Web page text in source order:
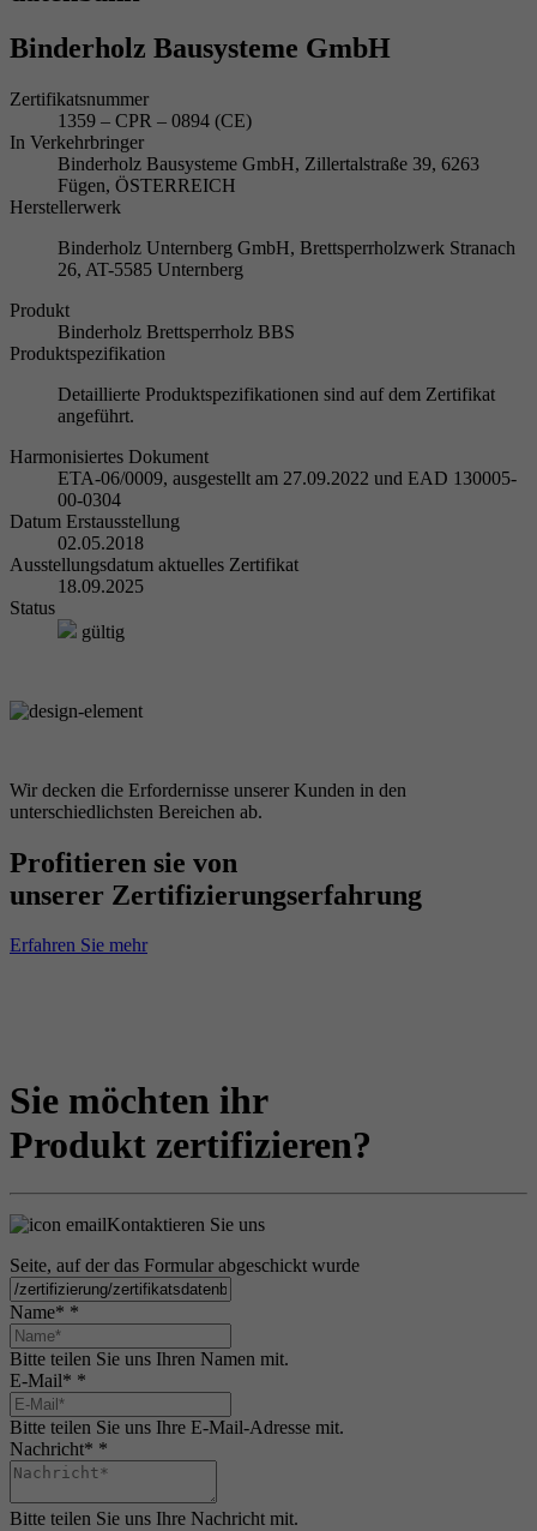
Binderholz Bausysteme GmbH
Zertifikatsnummer
1359 – CPR – 0894 (CE)
In Verkehrbringer
Binderholz Bausysteme GmbH, Zillertalstraße 39, 6263
Fügen, ÖSTERREICH
Herstellerwerk
Binderholz Unternberg GmbH, Brettsperrholzwerk Stranach
26, AT-5585 Unternberg
Produkt
Binderholz Brettsperrholz BBS
Produktspezifikation
Detaillierte Produktspezifikationen sind auf dem Zertifikat
angeführt.
Harmonisiertes Dokument
ETA-06/0009, ausgestellt am 27.09.2022 und EAD 130005-
00-0304
Datum Erstausstellung
02.05.2018
Ausstellungsdatum aktuelles Zertifikat
18.09.2025
Status
gültig
Wir decken die Erfordernisse unserer Kunden in den
unterschiedlichsten Bereichen ab.
Profitieren sie von
unserer Zertifizierungserfahrung
Erfahren Sie mehr
Sie möchten ihr
Produkt zertifizieren?
Kontaktieren Sie uns
Seite, auf der das Formular abgeschickt wurde
Name* *
Bitte teilen Sie uns Ihren Namen mit.
E-Mail* *
Bitte teilen Sie uns Ihre E-Mail-Adresse mit.
Nachricht* *
Bitte teilen Sie uns Ihre Nachricht mit.